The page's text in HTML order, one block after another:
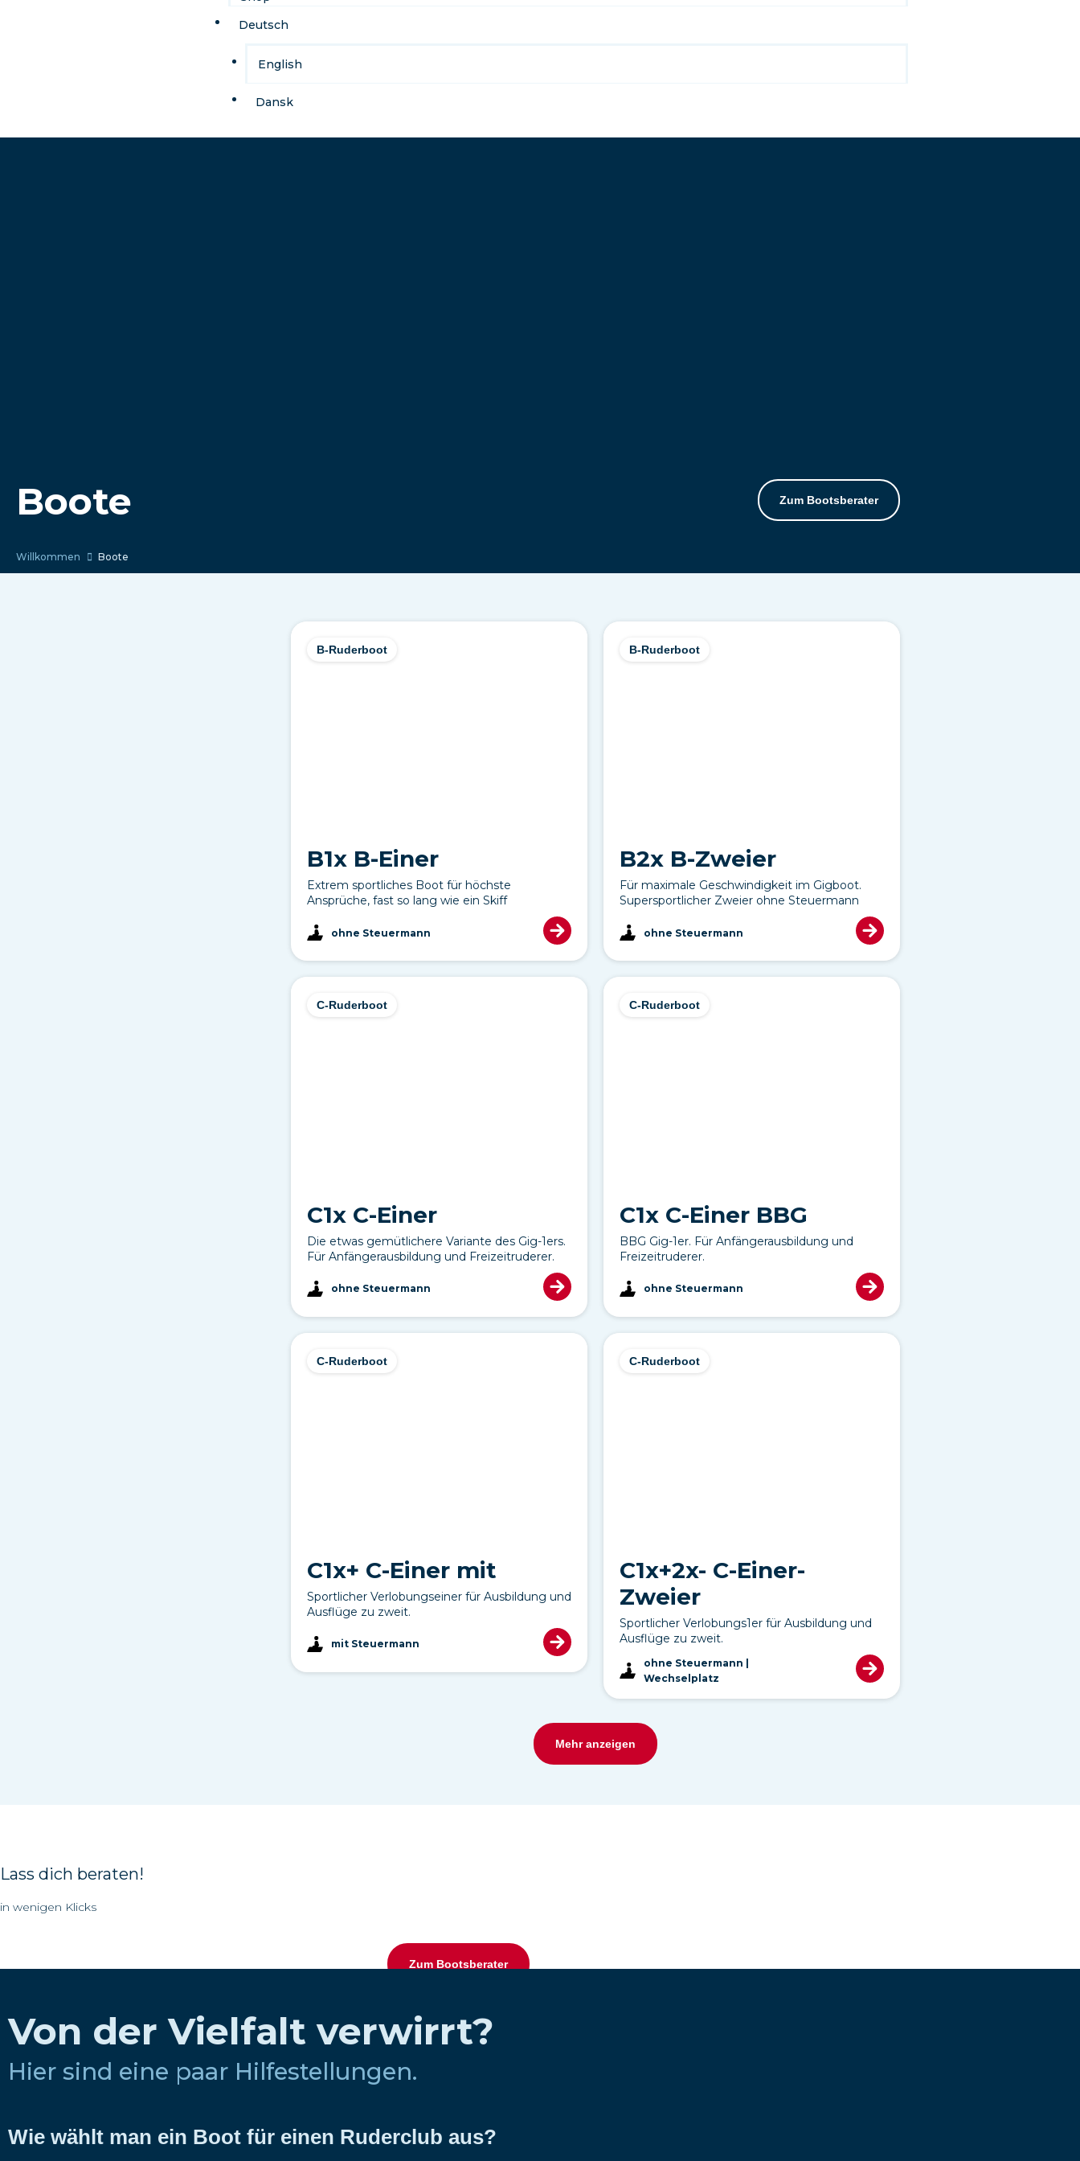
Deutsch
English
Dansk
Boote Zum Bootsberater
Willkommen Boote
B-Ruderboot
B1x B-Einer
Extrem sportliches Boot für höchste
Ansprüche, fast so lang wie ein Skiff
ohne Steuermann
B-Ruderboot
B2x B-Zweier
Für maximale Geschwindigkeit im Gigboot.
Supersportlicher Zweier ohne Steuermann
ohne Steuermann
C-Ruderboot
C1x C-Einer
Die etwas gemütlichere Variante des Gig-1ers.
Für Anfängerausbildung und Freizeitruderer.
ohne Steuermann
C-Ruderboot
C1x C-Einer BBG
BBG Gig-1er. Für Anfängerausbildung und
Freizeitruderer.
ohne Steuermann
C-Ruderboot
C1x+ C-Einer mit
Sportlicher Verlobungseiner für Ausbildung und
Ausflüge zu zweit.
mit Steuermann
C-Ruderboot
C1x+2x- C-Einer-
Zweier
Sportlicher Verlobungs1er für Ausbildung und
Ausflüge zu zweit.
ohne Steuermann |
Wechselplatz
Mehr anzeigen
Lass dich beraten!
in wenigen Klicks
Zum Bootsberater
Von der Vielfalt verwirrt?
Hier sind eine paar Hilfestellungen.
Wie wählt man ein Boot für einen Ruderclub aus?